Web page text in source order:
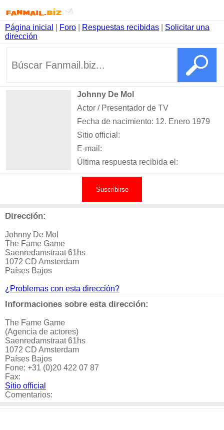
Página inicial Foro Respuestas recibidas
Solicitar una
dirección
Johnny De Mol
Actor / Presentador de TV
Fecha de nacimiento: 12. Enero 1979
Sitio official:
E-mail:
Última respuesta recibida el:
Suscribirse
Dirección:
Johnny De Mol
The Fame Game
Saenredamstraat 61hs
1072 CD Amsterdam
Países Bajos
¿Problemas con esta dirección?
Informaciones sobre esta dirección:
The Fame Game
(Agencia de actores)
Saenredamstraat 61hs
1072 CD Amsterdam
Países Bajos
Fone: +31 (0)20 422 07 87
Fax:
Sitio official
Comentarios: